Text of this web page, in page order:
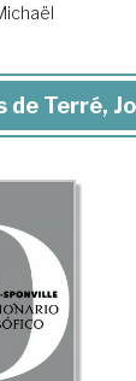
de Terré,